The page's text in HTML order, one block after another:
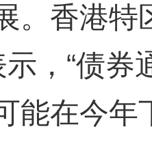
。香港特
，“债券
能在今年